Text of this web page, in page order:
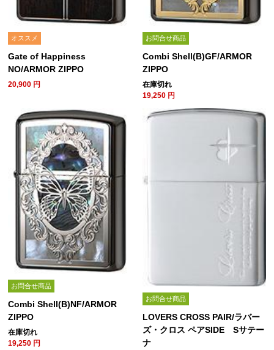
オススメ
Gate of Happiness
NO/ARMOR ZIPPO
20,900 円
お問合せ商品
Combi Shell(B)GF/ARMOR
ZIPPO
在庫切れ
19,250 円
お問合せ商品
Combi Shell(B)NF/ARMOR
ZIPPO
在庫切れ
19,250 円
お問合せ商品
LOVERS CROSS PAIR/ラバー
ズ・クロス ペアSIDE Sサテー
ナ